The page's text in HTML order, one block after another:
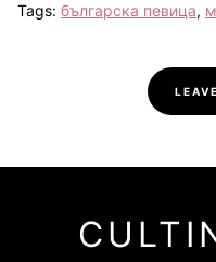
Tags: българска певица,